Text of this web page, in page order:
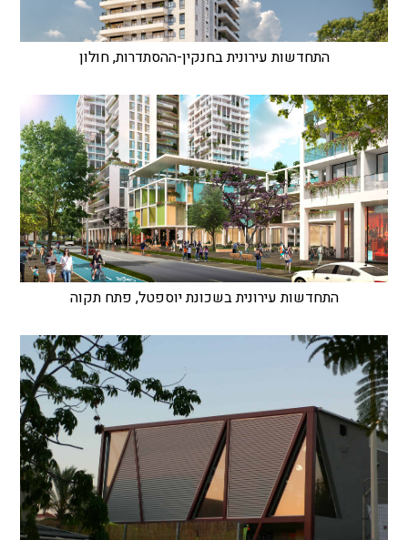
התחדשות עירונית בחנקין-ההסתדרות, חולון
התחדשות עירונית בשכונת יוספטל, פתח תקוה